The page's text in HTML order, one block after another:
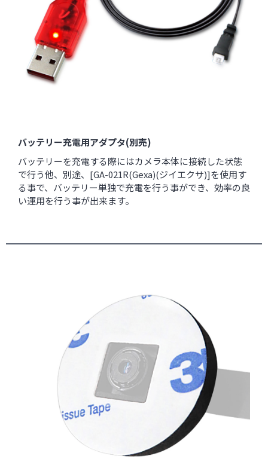
バッテリー充電用アダプタ(別売)
バッテリーを充電する際にはカメラ本体に接続した状態
で行う他、別途、[GA-021R(Gexa)(ジイエクサ)]を使用す
る事で、バッテリー単独で充電を行う事ができ、効率の良
い運用を行う事が出来ます。